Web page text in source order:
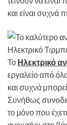
και είναι συχνά
Ηλεκτρικό
Το Ηλεκτρικό
εργαλείο από
και συχνά
Συνήθως
το μόνο που